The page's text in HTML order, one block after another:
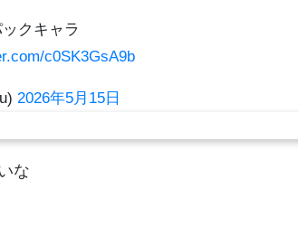
クキャラ
c0SK3GsA9b
2026年5月15日
な